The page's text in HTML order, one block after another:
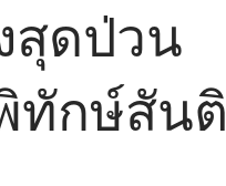
สุดป่วน
ทักษ์สันติ